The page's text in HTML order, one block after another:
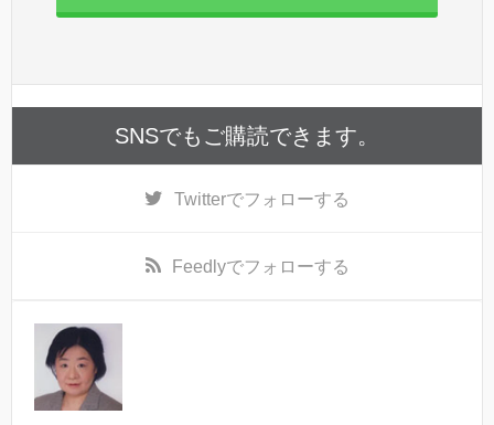
SNSでもご購読できます。
Twitterでフォローする
Feedlyでフォローする